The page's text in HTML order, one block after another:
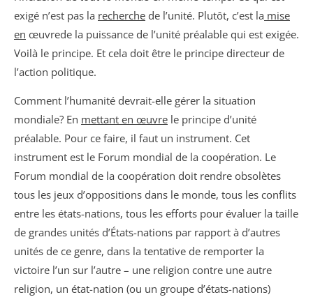
exigé n’est pas la recherche de l’unité. Plutôt, c’est la mise
en œuvrede la puissance de l’unité préalable qui est exigée.
Voilà le principe. Et cela doit être le principe directeur de
l’action politique.
Comment l’humanité devrait-elle gérer la situation
mondiale? En mettant en œuvre le principe d’unité
préalable. Pour ce faire, il faut un instrument. Cet
instrument est le Forum mondial de la coopération. Le
Forum mondial de la coopération doit rendre obsolètes
tous les jeux d’oppositions dans le monde, tous les conflits
entre les états-nations, tous les efforts pour évaluer la taille
de grandes unités d’États-nations par rapport à d’autres
unités de ce genre, dans la tentative de remporter la
victoire l’un sur l’autre – une religion contre une autre
religion, un état-nation (ou un groupe d’états-nations)